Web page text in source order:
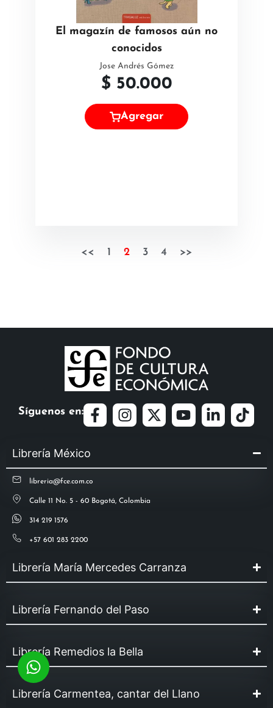
El magazín de famosos aún no
conocidos
Jose Andrés Gómez
$ 50.000
Agregar
<< 1 2 3 4 >>
Síguenos en:
Librería México
libreria@fce.com.co
Calle 11 No. 5 - 60 Bogotá, Colombia
314 219 1576
+57 601 283 2200
Librería María Mercedes Carranza
Librería Fernando del Paso
Librería Remedios la Bella
Librería Carmentea, cantar del Llano